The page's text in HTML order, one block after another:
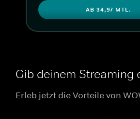
AB 34,97 MTL.
Gib deinem Streaming
Erleb jetzt die Vorteile von